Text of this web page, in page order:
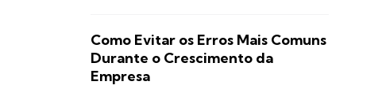
Como Evitar os Erros Mais Comuns
Durante o Crescimento da
Empresa